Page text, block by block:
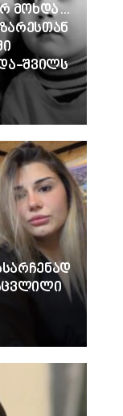
მოხდა…
შვილს